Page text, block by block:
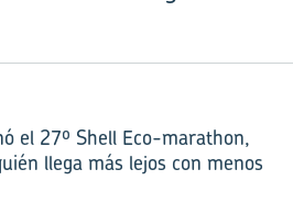
el 27º Shell Eco-marathon,
llega más lejos con menos